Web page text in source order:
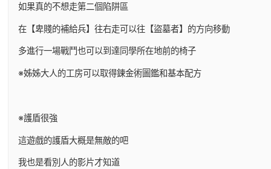
如果真的不想走第二個陷阱區
在【卑賤的補給兵】往右走可以往【盜墓者】的方向移動
多進行一場戰鬥也可以到達同學所在地前的椅子
※姊姊大人的工房可以取得鍊金術圖鑑和基本配方
※護盾很強
這遊戲的護盾大概是無敵的吧
我也是看別人的影片才知道